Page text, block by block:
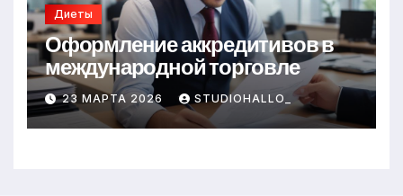
Диеты
Оформление аккредитивов в
международной торговле
23 МАРТА 2026 STUDIOHALLO_